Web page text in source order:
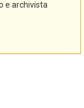
e archivista